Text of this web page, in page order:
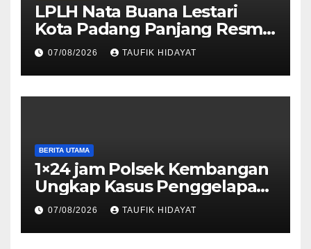
LPLH Nata Buana Lestari
Kota Padang Panjang Resmi
Dilantik, Diharapkan Perkuat
Sinergi Pelestarian
Lingkungan
07/08/2026 TAUFIK HIDAYAT
BERITA UTAMA
1×24 jam Polsek Kembangan
Ungkap Kasus Penggelapan
Motor Bermodus Kenalan di
Aplikasi Kencan, Pelaku
Dibekuk di Ciputat
07/08/2026 TAUFIK HIDAYAT